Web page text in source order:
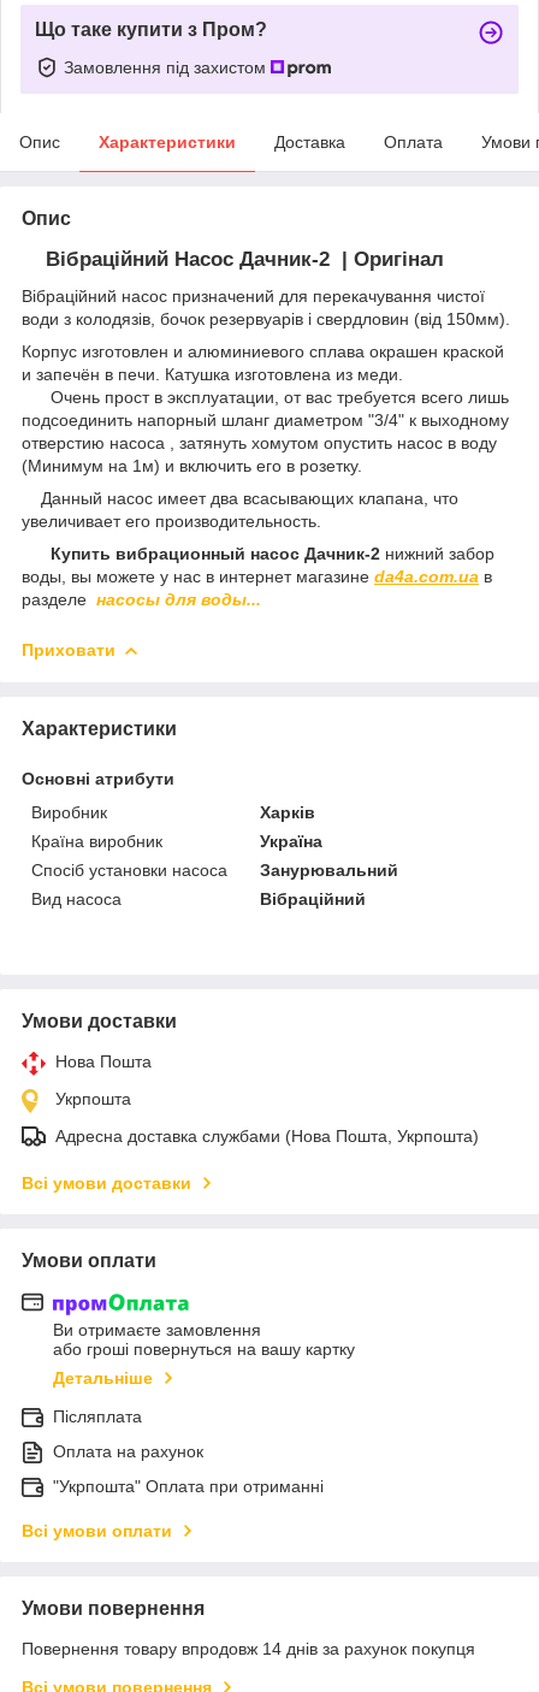
Що таке купити з Пром?
Замовлення під захистом
Опис Характеристики Доставка Оплата Умови
Опис
Вібраційний Насос Дачник-2 | Оригінал
Вібраційний насос призначений для перекачування чистої
води з колодязів, бочок резервуарів і свердловин (від 150мм).
Корпус изготовлен и алюминиевого сплава окрашен краской
и запечён в печи. Катушка изготовлена из меди.
Очень прост в эксплуатации, от вас требуется всего лишь
подсоединить напорный шланг диаметром "3/4" к выходному
отверстию насоса , затянуть хомутом опустить насос в воду
(Минимум на 1м) и включить его в розетку.
Данный насос имеет два всасывающих клапана, что
увеличивает его производительность.
Купить вибрационный насос Дачник-2 нижний забор
воды,
вы можете у нас в интернет магазине da4a.com.ua в
разделе насосы для воды...
Приховати
Характеристики
Основні атрибути
Виробник
Харків
Країна виробник
Україна
Спосіб установки насоса
Занурювальний
Вид насоса
Вібраційний
Умови доставки
Нова Пошта
Укрпошта
Адресна доставка службами (Нова Пошта, Укрпошта)
Всі умови доставки
Умови оплати
Ви отримаєте замовлення
або гроші повернуться на вашу картку
Детальніше
Післяплата
Оплата на рахунок
"Укрпошта" Оплата при отриманні
Всі умови оплати
Умови повернення
Повернення товару впродовж 14 днів за рахунок покупця
Всі умови повернення